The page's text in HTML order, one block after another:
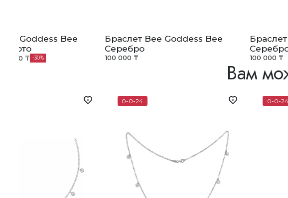
Goddess Bee
000 ₸ 30
Браслет Bee Goddess Bee
Серебро
100 000 ₸ 100 000 ₸
Вам
0-0-24 0-0-24